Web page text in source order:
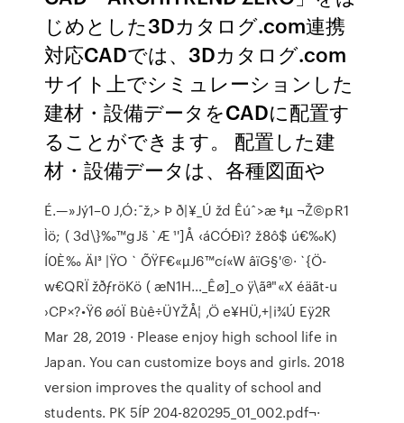
じめとした3Dカタログ.com連携
対応CADでは、3Dカタログ.com
サイト上でシミュレーションした
建材・設備データをCADに配置す
ることができます。 配置した建
材・設備データは、各種図面や
É.—»Jý1–0 J‚Ó:¯ž‚> Þ ð|¥_Ú žd Êúˆ>æ ‡µ ¬Ž©pR1
Ìö; ( 3d\}‰™gJš `Æ ¹']Å ‹áCÓÐì? ž8ô$ ú€‰K)
Í0È‰ ÄI³ |ŸO ` ÕŸF€«µJ6™cí«W âïG§'©· `{Ö­
w€QRÏ žðƒröKö ( æN1H…_Êø]_o ÿ\ãª"«X éäãt-u
›CP×?•Ÿ6 øóÏ Bùê÷ÜYŽÅ¦ ‚Ö e¥HÜ,+|i¾Ú Eÿ2R
Mar 28, 2019 · Please enjoy high school life in
Japan. You can customize boys and girls. 2018
version improves the quality of school and
students. PK 5ÍP 204-820295_01_002.pdf¬·